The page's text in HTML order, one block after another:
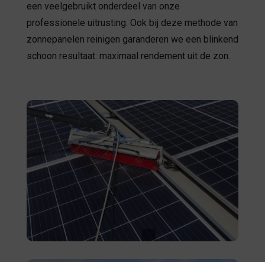
een veelgebruikt onderdeel van onze
professionele uitrusting. Ook bij deze methode van
zonnepanelen reinigen garanderen we een blinkend
schoon resultaat: maximaal rendement uit de zon.